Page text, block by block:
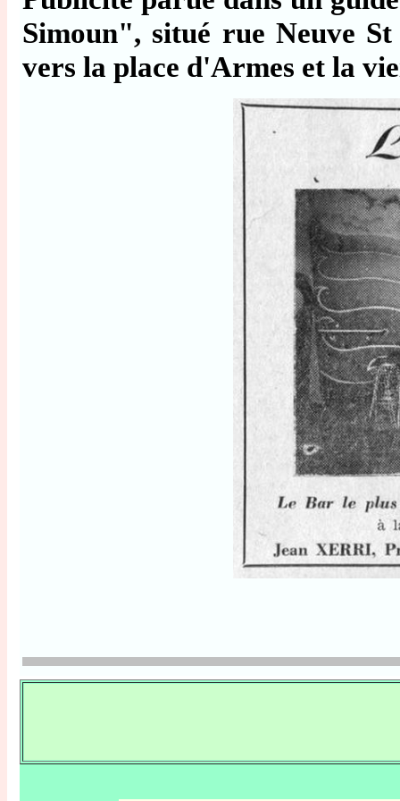
Simoun", situé rue Neuve
vers la place d'Armes et la